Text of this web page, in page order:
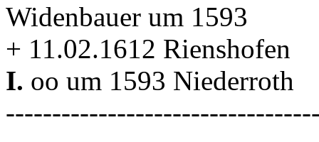
Widenbauer um 1593
+ 11.02.1612 Rienshofen
I. oo um 1593 Niederroth